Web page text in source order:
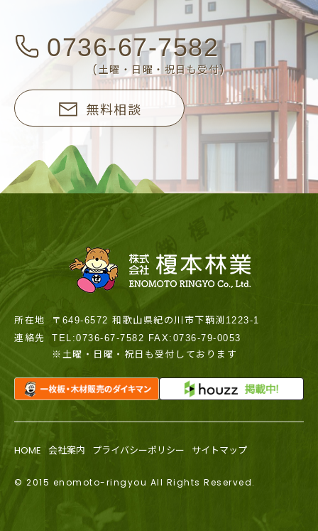
0736-67-7582
(土曜・日曜・祝日も受付)
無料相談
所在地
〒649-6572 和歌山県紀の川市下鞆渕1223-1
連絡先
TEL:0736-67-7582 FAX:0736-79-0053
※土曜・日曜・祝日も受付しております
HOME 会社案内 プライバシーポリシー サイトマップ
© 2015 enomoto-ringyou All Rights Reserved.